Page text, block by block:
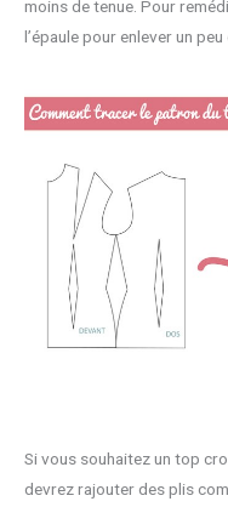
moins de tenue. Pour
l’épaule pour enlever un
Si vous souhaitez un top
devrez rajouter des plis